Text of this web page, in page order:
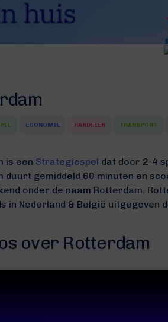
ECONOMIE HANDELEN TRANSPORT
is een Strategiespel dat door 2-4
duurt gemiddeld 60 minuten en
onder de naam Rotterdam.
in Nederland & België uitgegeven
over Rotterdam